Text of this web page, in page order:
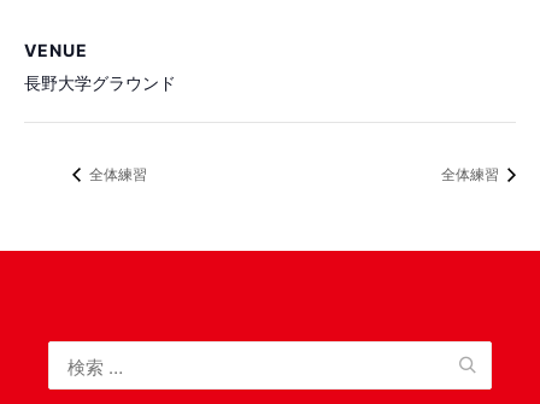
VENUE
長野大学グラウンド
全体練習 全体練習